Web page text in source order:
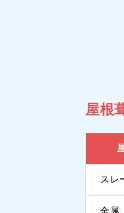
屋根
スレ
金属